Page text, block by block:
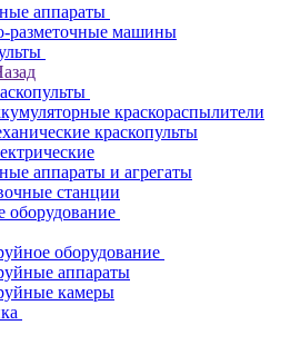
аппараты
разметочные машины
краскораспылители
краскопульты
аппараты и агрегаты
станции
оборудование
оборудование
аппараты
камеры